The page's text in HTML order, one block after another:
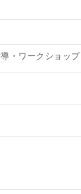
・ワークショップ